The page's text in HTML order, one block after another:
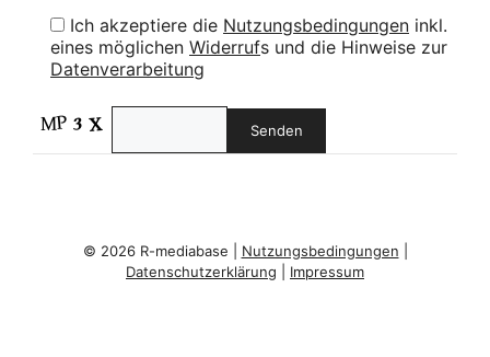
Ich akzeptiere die Nutzungsbedingungen inkl.
eines möglichen Widerrufs und die Hinweise zur
Datenverarbeitung
© 2026 R-mediabase | Nutzungsbedingungen
Datenschutzerklärung
Impressum